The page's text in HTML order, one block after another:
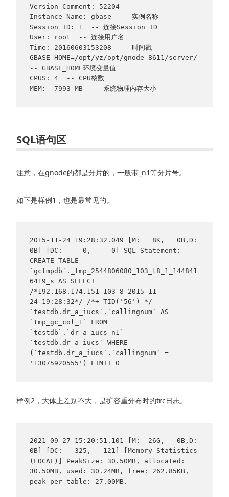
Version Comment: 52204
Instance Name: gbase  -- 实例名称
Session ID: 1  -- 连接Session ID
User: root  -- 连接用户名
Time: 20160603153208  -- 时间戳
GBASE_HOME=/opt/yz/opt/gnode_8611/server/
-- GBASE_HOME环境变量值
CPUS: 4  -- CPU核数
MEM:  7993 MB  -- 系统物理内存大小
SQL语句区
注意，在gnode的都是分片的，一般带_n1等分片号。
如下是样例1，也是最常见的。
2015-11-24 19:28:32.049 [M:   8K,   0B,D:
0B] [DC:     0,     0] SQL Statement:
CREATE TABLE
`gctmpdb`._tmp_2544806080_103_t8_1_144841
6419_s AS SELECT
/*192.168.174.151_103_8_2015-11-
24_19:28:32*/ /*+ TID('56') */
`testdb.dr_a_iucs`.`callingnum` AS
`tmp_gc_col_1` FROM
`testdb`.`dr_a_iucs_n1`
`testdb.dr_a_iucs` WHERE
(`testdb.dr_a_iucs`.`callingnum` =
'13075920555') LIMIT 0
样例2，大体上差别不大，是扩容重分布时的trc日志。
2021-09-27 15:20:51.101 [M:  26G,   0B,D:
0B] [DC:   325,   121] [Memory Statistics
(LOCAL)] PeakSize: 30.50MB, allocated:
30.50MB, used: 30.24MB, free: 262.85KB,
peak_per_table: 27.00MB.